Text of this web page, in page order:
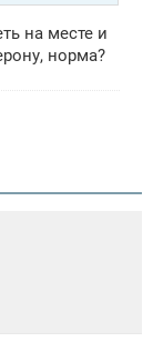
на месте и
норма?